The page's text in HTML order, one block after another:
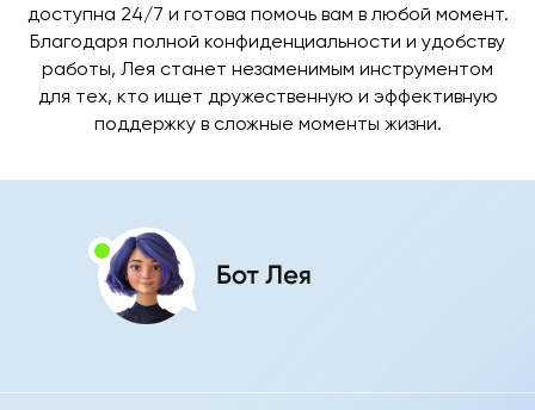
доступна 24/7 и готова помочь вам в любой момент.
Благодаря полной конфиденциальности и удобству
работы, Лея станет незаменимым инструментом
для тех, кто ищет дружественную и эффективную
поддержку в сложные моменты жизни.